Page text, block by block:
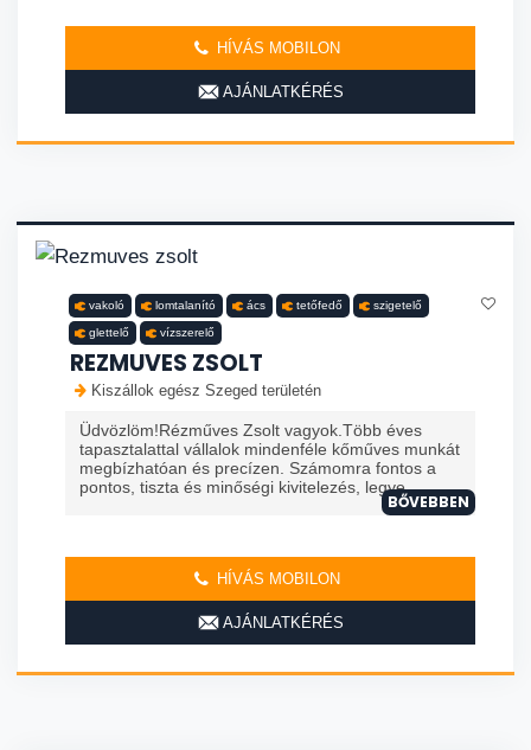
HÍVÁS MOBILON
AJÁNLATKÉRÉS
vakoló lomtalanító ács tetőfedő szigetelő
glettelő vízszerelő
REZMUVES ZSOLT
Kiszállok egész Szeged területén
Üdvözlöm!Rézműves Zsolt vagyok.Több éves
tapasztalattal vállalok mindenféle kőműves munkát
megbízhatóan és precízen. Számomra fontos a
pontos, tiszta és minőségi kivitelezés, legye...
BŐVEBBEN
HÍVÁS MOBILON
AJÁNLATKÉRÉS